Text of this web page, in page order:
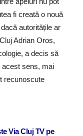
fi creată o nouă
autoritățile ar
Adrian Oros,
a decis să
acest sens, mai
recunoscute
Via Cluj TV pe